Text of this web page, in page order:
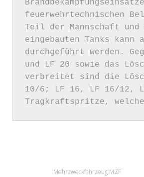
-
LB
feuerwehrtechnischen
Teil der Mannschaft und
eingebauten Tanks kann
durchgeführt werden.
und LF 20 sowie das
verbreitet sind die
10/6; LF 16, LF 16/12,
Mehrzweckfahrzeug MZF